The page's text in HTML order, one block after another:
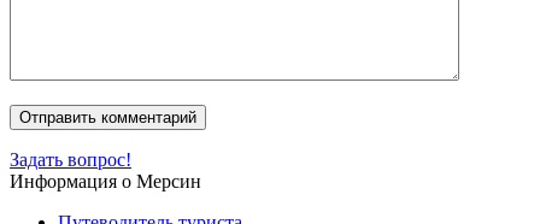
Задать вопрос!
Информация о Мерсин